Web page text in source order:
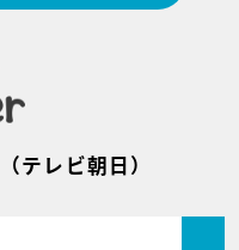
（テレビ朝日）